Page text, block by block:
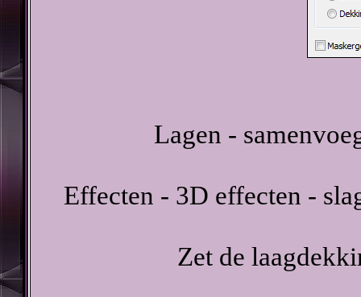
Lagen -
Effecten - 3D effecten -
Zet de